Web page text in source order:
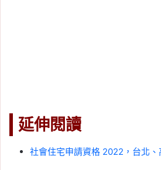
延伸閱讀
社會住宅申請資格 2022，台北